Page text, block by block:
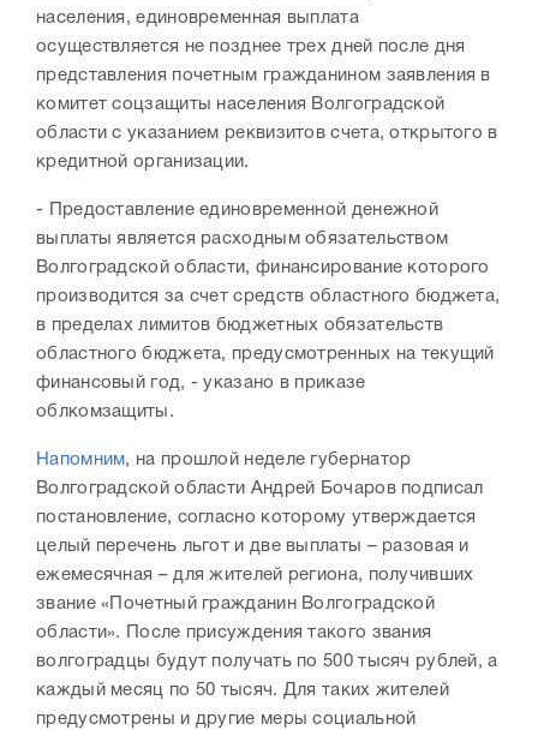
населения, единовременная выплата
осуществляется не позднее трех дней после дня
представления почетным гражданином заявления в
комитет соцзащиты населения Волгоградской
области с указанием реквизитов счета, открытого в
кредитной организации.
- Предоставление единовременной денежной
выплаты является расходным обязательством
Волгоградской области, финансирование которого
производится за счет средств областного бюджета,
в пределах лимитов бюджетных обязательств
областного бюджета, предусмотренных на текущий
финансовый год, - указано в приказе
облкомзащиты.
Напомним, на прошлой неделе губернатор
Волгоградской области Андрей Бочаров подписал
постановление, согласно которому утверждается
целый перечень льгот и две выплаты – разовая и
ежемесячная – для жителей региона, получивших
звание «Почетный гражданин Волгоградской
области». После присуждения такого звания
волгоградцы будут получать по 500 тысяч рублей, а
каждый месяц по 50 тысяч. Для таких жителей
предусмотрены и другие меры социальной